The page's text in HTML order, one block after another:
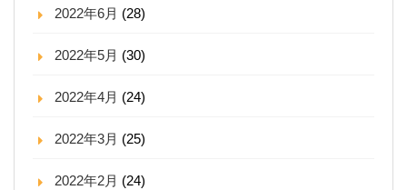
2022年6月 (28)
2022年5月 (30)
2022年4月 (24)
2022年3月 (25)
2022年2月 (24)